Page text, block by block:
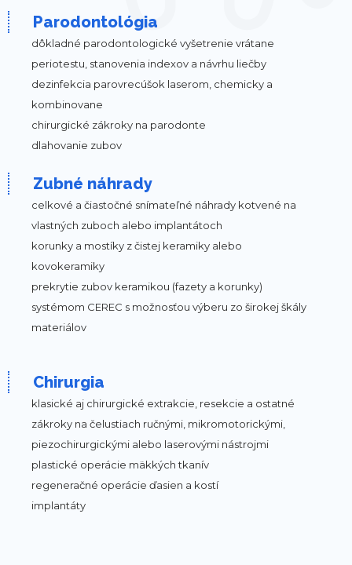
Parodontológia
dôkladné parodontologické vyšetrenie vrátane
periotestu, stanovenia indexov a návrhu liečby
dezinfekcia parovrecúšok laserom, chemicky a
kombinovane
chirurgické zákroky na parodonte
dlahovanie zubov
Zubné náhrady
celkové a čiastočné snímateľné náhrady kotvené na
vlastných zuboch alebo implantátoch
korunky a mostíky z čistej keramiky alebo
kovokeramiky
prekrytie zubov keramikou (fazety a korunky)
systémom CEREC s možnosťou výberu zo širokej škály
materiálov
Chirurgia
klasické aj chirurgické extrakcie, resekcie a ostatné
zákroky na čelustiach ručnými, mikromotorickými,
piezochirurgickými alebo laserovými nástrojmi
plastické operácie mäkkých tkanív
regeneračné operácie ďasien a kostí
implantáty